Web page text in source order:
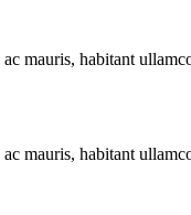
mauris, habitant
mauris, habitant